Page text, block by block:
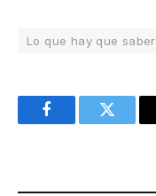
Lo que hay que saber
FacebookTwitter